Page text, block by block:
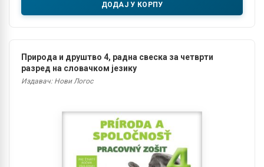
ДОДАЈ У КОРПУ
Природа и друштво 4, радна свеска за четврти
разред на словачком језику
Издавач: Нови Логос